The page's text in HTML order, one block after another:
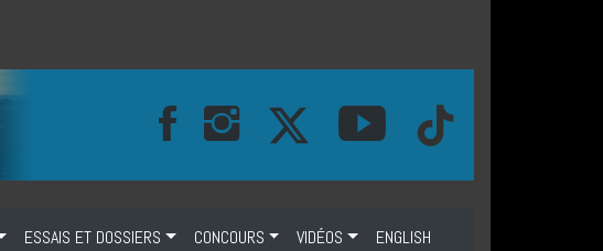
ESSAIS ET DOSSIERS CONCOURS VIDÉOS ENGLISH